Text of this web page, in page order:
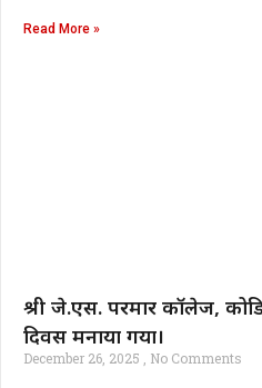
Read More »
श्री जे.एस. परमार कॉलेज,
दिवस मनाया गया।
December 26, 2025 No Comments